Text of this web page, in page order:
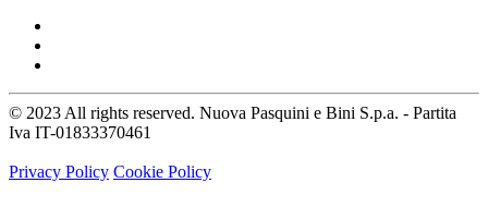
© 2023 All rights reserved. Nuova Pasquini e Bini S.p.a. - Partita
Iva IT-01833370461
Privacy Policy Cookie Policy